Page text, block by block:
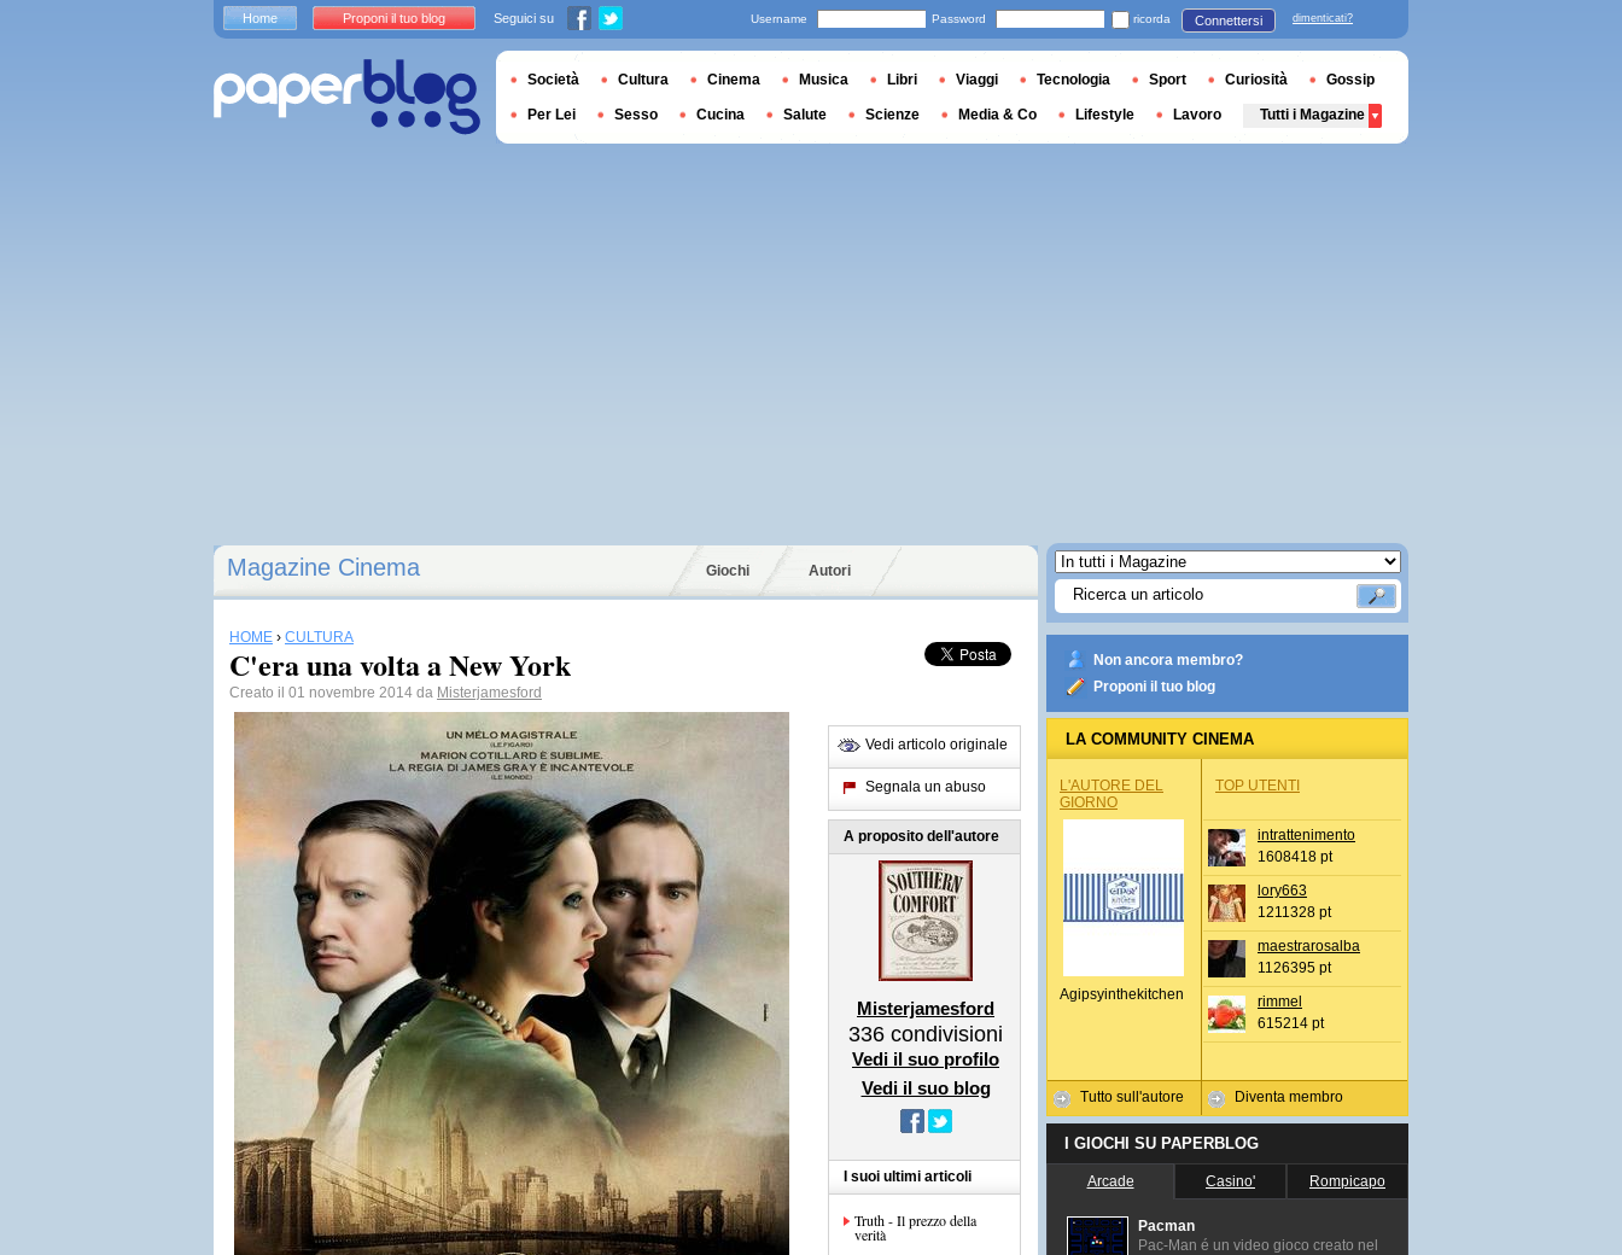
Magazine Cinema Giochi Autori
HOME › CULTURA
C'era una volta a New York
Creato il 01 novembre 2014 da Misterjamesford
Vedi articolo originale
Segnala un abuso
A proposito dell'autore
Misterjamesford
336 condivisioni
Vedi il suo profilo
Vedi il suo blog
I suoi ultimi articoli
Truth - Il prezzo della
verità
Non ancora membro?
Proponi il tuo blog
LA COMMUNITY CINEMA
L'AUTORE DEL
GIORNO
Agipsyinthekitchen
Tutto sull'autore
TOP UTENTI
intrattenimento
1608418 pt
lory663
1211328 pt
maestrarosalba
1126395 pt
rimmel
615214 pt
Diventa membro
I GIOCHI SU PAPERBLOG
Arcade Casino' Rompicapo
Pacman
Pac-Man é un video gioco creato nel
Home Proponi il tuo blog Seguici su Username Password ricorda Connettersi dimenticati?
Società Cultura Cinema Musica Libri Viaggi Tecnologia Sport Curiosità Gossip
Per Lei Sesso Cucina Salute Scienze Media & Co Lifestyle Lavoro Tutti i Magazine